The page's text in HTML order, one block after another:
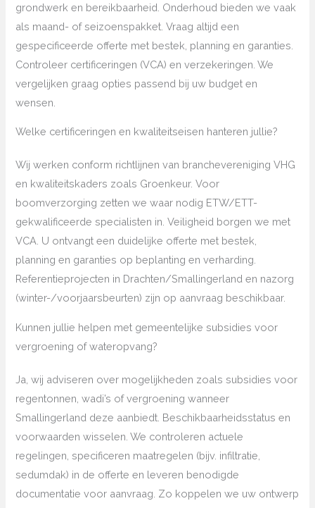
grondwerk en bereikbaarheid. Onderhoud bieden we vaak
als maand- of seizoenspakket. Vraag altijd een
gespecificeerde offerte met bestek, planning en garanties.
Controleer certificeringen (VCA) en verzekeringen. We
vergelijken graag opties passend bij uw budget en
wensen.
Welke certificeringen en kwaliteitseisen hanteren jullie?
Wij werken conform richtlijnen van branchevereniging VHG
en kwaliteitskaders zoals Groenkeur. Voor
boomverzorging zetten we waar nodig ETW/ETT-
gekwalificeerde specialisten in. Veiligheid borgen we met
VCA. U ontvangt een duidelijke offerte met bestek,
planning en garanties op beplanting en verharding.
Referentieprojecten in Drachten/Smallingerland en nazorg
(winter-/voorjaarsbeurten) zijn op aanvraag beschikbaar.
Kunnen jullie helpen met gemeentelijke subsidies voor
vergroening of wateropvang?
Ja, wij adviseren over mogelijkheden zoals subsidies voor
regentonnen, wadi’s of vergroening wanneer
Smallingerland deze aanbiedt. Beschikbaarheidsstatus en
voorwaarden wisselen. We controleren actuele
regelingen, specificeren maatregelen (bijv. infiltratie,
sedumdak) in de offerte en leveren benodigde
documentatie voor aanvraag. Zo koppelen we uw ontwerp